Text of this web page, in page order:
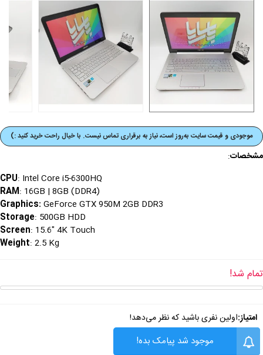
موجودی و قیمت‌ سایت به‌روز است، نیاز به برقراری تماس نیست. با خیال راحت خرید کنید :)
مشخصات:
CPU: Intel Core i5-6300HQ
RAM: 16GB | 8GB (DDR4)
Graphics: GeForce GTX 950M 2GB DDR3
Storage: 500GB HDD
Screen: 15.6" 4K Touch
Weight: 2.5 Kg
تمام شد!
امتیاز:اولین نفری باشید که نظر می‌دهد!
موجود شد پیامک بده!